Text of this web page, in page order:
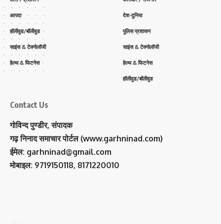
आपदा
हॉलीवुड/बॉलीवुड
साइंस & टेक्नोलॉजी
हेल्थ & फिटनेस
देश-दुनिया
पुलिस प्रशासन
साइंस & टेक्नोलॉजी
हेल्थ & फिटनेस
हॉलीवुड/बॉलीवुड
Contact Us
गोविन्द पुण्डीर, संपादक
गढ़ निनाद समाचार पोर्टल (www.garhninad.com)
ईमेल: garhninad@gmail.com
मोबाइल: 9719150118, 8171220010